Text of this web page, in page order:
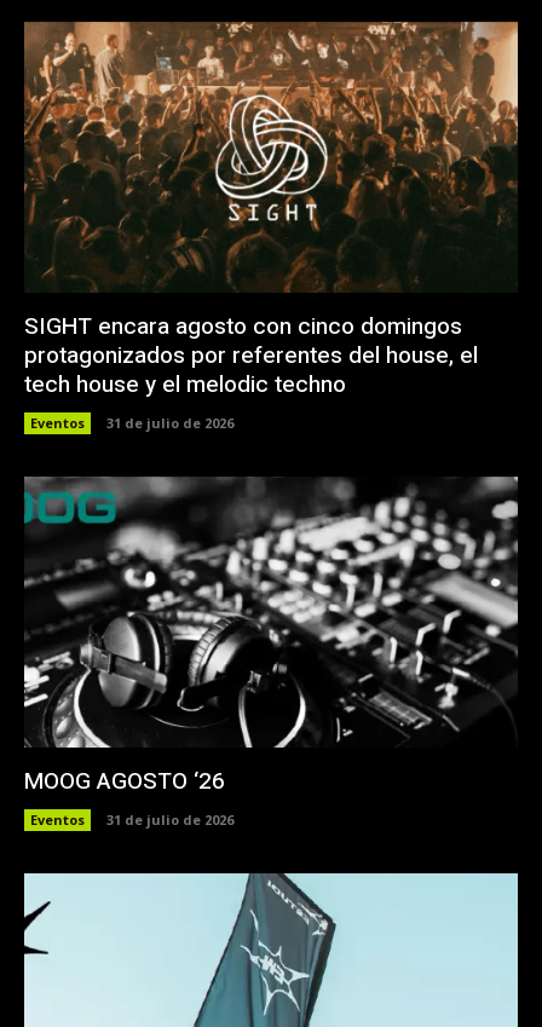
SIGHT encara agosto con cinco domingos
protagonizados por referentes del house, el
tech house y el melodic techno
Eventos 31 de julio de 2026
MOOG AGOSTO ‘26
Eventos 31 de julio de 2026